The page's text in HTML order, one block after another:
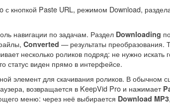
навигации по задачам. Раздел Downloading
Converted — результаты преобразования.
несколько роликов подряд: не нужно
статус виден прямо в интерфейсе.
элемент для скачивания роликов. В обычном
возвращается в KeepVid Pro и нажимает
меню: через неё выбирается Download MP3